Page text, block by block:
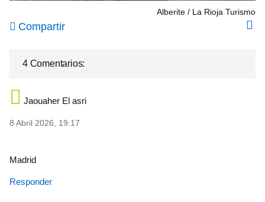
Alberite La Rioja Turismo
Compartir
4 Comentarios:
Jaouaher El asri
8 Abril 2026, 19:17
Madrid
Responder